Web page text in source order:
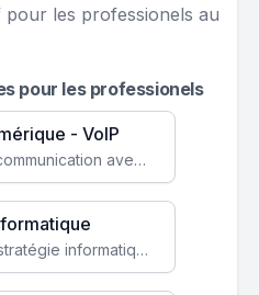
pour les professionels au
pour les professionels
- VoIP
Simplifiez votre communication avec une solution VoIP flexible, économique et adaptée à vos besoins professionnels.
Optimisez votre stratégie informatique avec l'expertise de nos consultants pour améliorer votre efficacité et sécurité.